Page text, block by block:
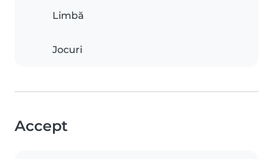
Limbă
Jocuri
Accept